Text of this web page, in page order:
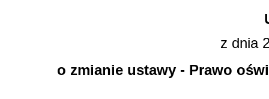
z dnia
o zmianie ustawy - Prawo